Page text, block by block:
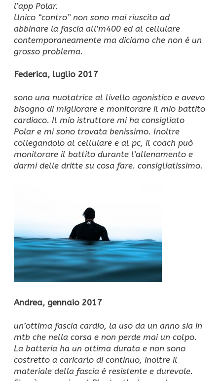
l’app Polar.
Unico “contro” non sono mai riuscito ad
abbinare la fascia all’m400 ed al cellulare
contemporaneamente ma diciamo che non è un
grosso problema.
Federica, luglio 2017
sono una nuotatrice al livello agonistico e avevo
bisogno di migliorare e monitorare il mio battito
cardiaco. Il mio istruttore mi ha consigliato
Polar e mi sono trovata benissimo. Inoltre
collegandolo al cellulare e al pc, il coach può
monitorare il battito durante l’allenamento e
darmi delle dritte su cosa fare. consigliatissimo.
Andrea, gennaio 2017
un’ottima fascia cardio, la uso da un anno sia in
mtb che nella corsa e non perde mai un colpo.
La batteria ha un ottima durata e non sono
costretto a caricarlo di continuo, inoltre il
materiale della fascia è resistente e durevole.